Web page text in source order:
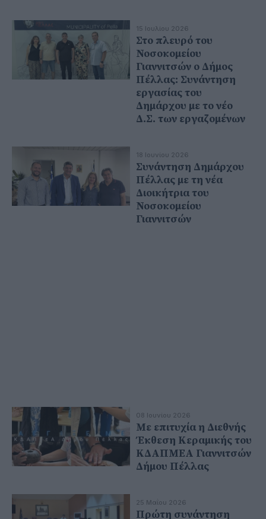
15 Ιουλίου 2026
Στο πλευρό του
Νοσοκομείου
Γιαννιτσών ο Δήμος
Πέλλας: Συνάντηση
εργασίας του
Δημάρχου με το νέο
Δ.Σ. των εργαζομένων
18 Ιουνίου 2026
Συνάντηση Δημάρχου
Πέλλας με τη νέα
Διοικήτρια του
Νοσοκομείου
Γιαννιτσών
08 Ιουνίου 2026
Με επιτυχία η Διεθνής
Έκθεση Κεραμικής του
ΚΔΑΠΜΕΑ Γιαννιτσών
Δήμου Πέλλας
25 Μαΐου 2026
Πρώτη συνάντηση